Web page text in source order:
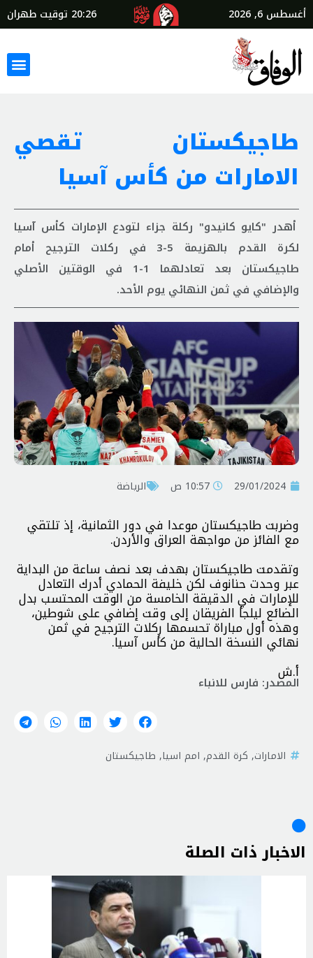
أغسطس 6, 2026 20:26 توقيت طهران
طاجيكستان تقصي
الامارات من كأس آسيا
أهدر "كايو كانيدو" ركلة جزاء لتودع الإمارات كأس آسيا
لكرة القدم بالهزيمة 5-3 في ركلات الترجيح أمام
طاجيكستان بعد تعادلهما 1-1 في الوقتين الأصلي
والإضافي في ثمن النهائي يوم الأحد.
29/01/2024 10:57 ص الرياضة
وضربت طاجيكستان موعدا في دور الثمانية، إذ تلتقي
مع الفائز من مواجهة العراق والأردن.
وتقدمت طاجيكستان بهدف بعد نصف ساعة من البداية
عبر وحدت حنانوف لكن خليفة الحمادي أدرك التعادل
للإمارات في الدقيقة الخامسة من الوقت المحتسب بدل
الضائع ليلجأ الفريقان إلى وقت إضافي على شوطين،
وهذه أول مباراة تحسمها ركلات الترجيح في ثمن
نهائي النسخة الحالية من كأس آسيا.
أ.ش
المصدر: فارس للانباء
الامارات, كرة القدم, امم اسيا, طاجيكستان
الاخبار ذات الصلة